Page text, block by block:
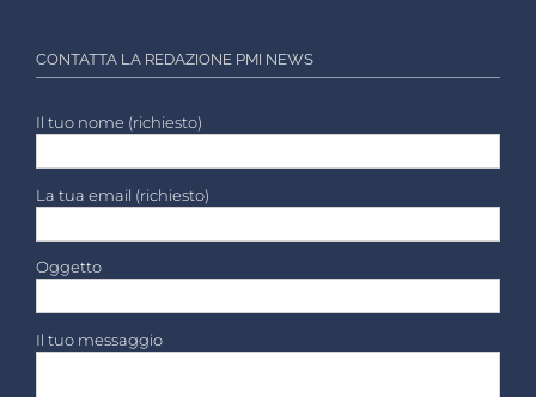
CONTATTA LA REDAZIONE PMI NEWS
Il tuo nome (richiesto)
La tua email (richiesto)
Oggetto
Il tuo messaggio